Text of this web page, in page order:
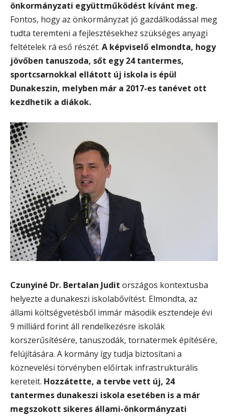
önkormányzati együttműködést kívánt meg.
Fontos, hogy az önkormányzat jó gazdálkodással meg
tudta teremteni a fejlesztésekhez szükséges anyagi
feltételek rá eső részét. A képviselő elmondta, hogy
jövőben tanuszoda, sőt egy 24 tantermes,
sportcsarnokkal ellátott új iskola is épül
Dunakeszin, melyben már a 2017-es tanévet ott
kezdhetik a diákok.
Czunyiné Dr. Bertalan Judit országos kontextusba
helyezte a dunakeszi iskolabővítést. Elmondta, az
állami költségvetésből immár második esztendeje évi
9 milliárd forint áll rendelkezésre iskolák
korszerűsítésére, tanuszodák, tornatermek építésére,
felújítására. A kormány így tudja biztosítani a
köznevelési törvényben előírtak infrastrukturális
kereteit. Hozzátette, a tervbe vett új, 24
tantermes dunakeszi iskola esetében is a már
megszokott sikeres állami-önkormányzati